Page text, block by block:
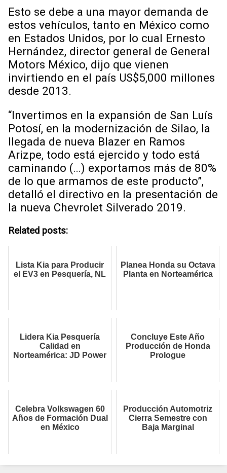
Esto se debe a una mayor demanda de
estos vehículos, tanto en México como
en Estados Unidos, por lo cual Ernesto
Hernández, director general de General
Motors México, dijo que vienen
invirtiendo en el país US$5,000 millones
desde 2013.
“Invertimos en la expansión de San Luís
Potosí, en la modernización de Silao, la
llegada de nueva Blazer en Ramos
Arizpe, todo está ejercido y todo está
caminando (…) exportamos más de 80%
de lo que armamos de este producto”,
detalló el directivo en la presentación de
la nueva Chevrolet Silverado 2019.
Related posts:
Lista Kia para Producir
el EV3 en Pesquería, NL
Planea Honda su Octava
Planta en Norteamérica
Lidera Kia Pesquería
Calidad en
Norteamérica: JD Power
Concluye Este Año
Producción de Honda
Prologue
Celebra Volkswagen 60
Años de Formación Dual
en México
Producción Automotriz
Cierra Semestre con
Baja Marginal